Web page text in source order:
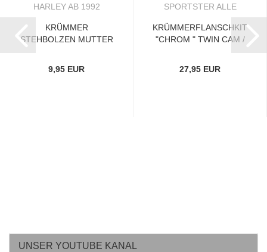
KRÜMMER
STEHBOLZEN MUTTER
9,95 EUR
KRÜMMERFLANSCHKIT
"CHROM " TWIN CAM /
27,95 EUR
UNSER YOUTUBE KANAL